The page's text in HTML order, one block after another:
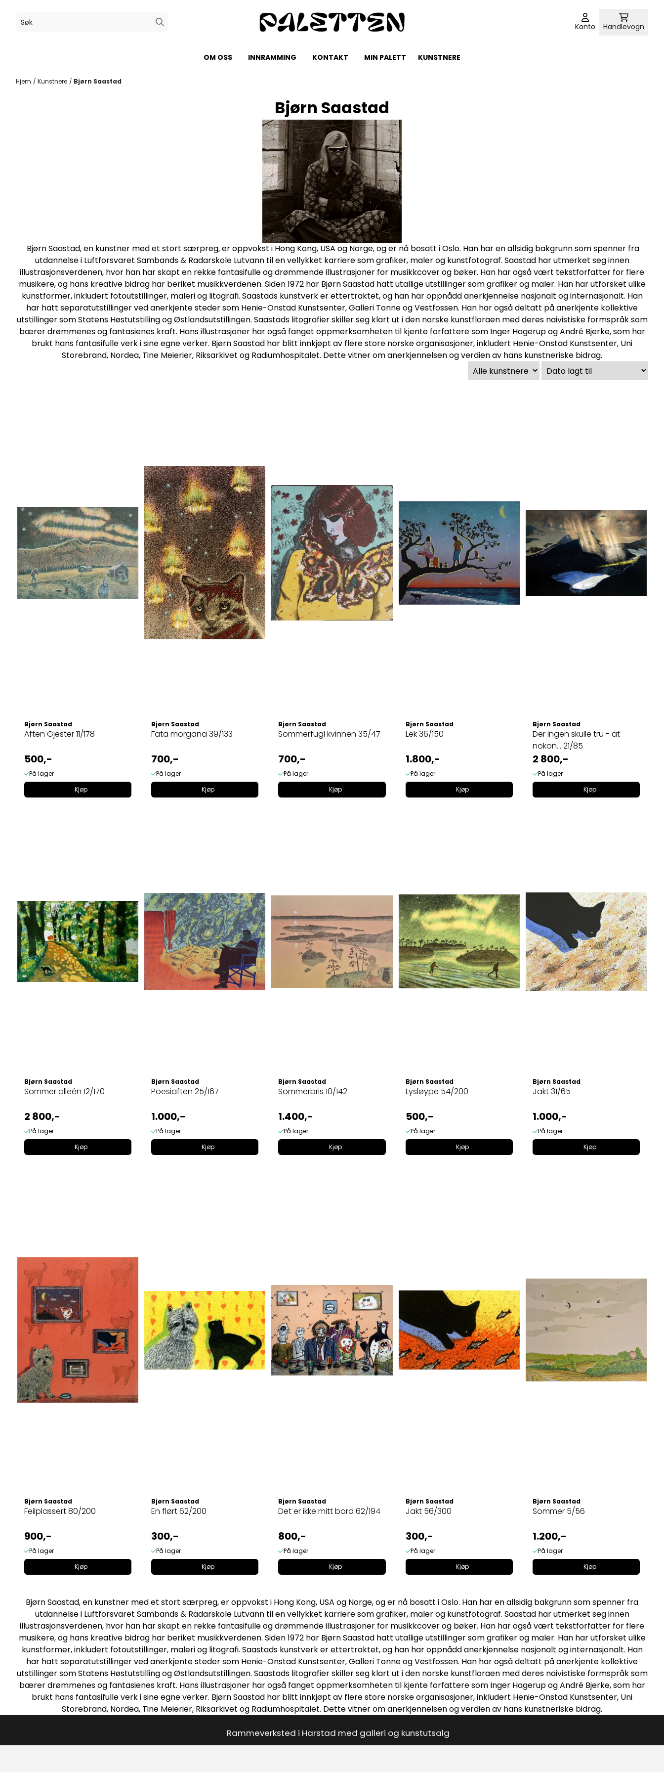
Konto Handlevogn
OM OSS INNRAMMING KONTAKT MIN PALETT KUNSTNERE
Hjem / Kunstnere / Bjørn Saastad
Bjørn Saastad
Bjørn Saastad, en kunstner med et stort særpreg, er oppvokst i Hong Kong, USA og Norge, og er nå bosatt i Oslo. Han har en allsidig bakgrunn som spenner fra
utdannelse i Luftforsvaret Sambands & Radarskole Lutvann til en vellykket karriere som grafiker, maler og kunstfotograf. Saastad har utmerket seg innen
illustrasjonsverdenen, hvor han har skapt en rekke fantasifulle og drømmende illustrasjoner for musikkcover og bøker. Han har også vært tekstforfatter for flere
musikere, og hans kreative bidrag har beriket musikkverdenen. Siden 1972 har Bjørn Saastad hatt utallige utstillinger som grafiker og maler. Han har utforsket ulike
kunstformer, inkludert fotoutstillinger, maleri og litografi. Saastads kunstverk er ettertraktet, og han har oppnådd anerkjennelse nasjonalt og internasjonalt. Han
har hatt separatutstillinger ved anerkjente steder som Henie-Onstad Kunstsenter, Galleri Tonne og Vestfossen. Han har også deltatt på anerkjente kollektive
utstillinger som Statens Høstutstilling og Østlandsutstillingen. Saastads litografier skiller seg klart ut i den norske kunstfloraen med deres naivistiske formspråk som
bærer drømmenes og fantasienes kraft. Hans illustrasjoner har også fanget oppmerksomheten til kjente forfattere som Inger Hagerup og André Bjerke, som har
brukt hans fantasifulle verk i sine egne verker. Bjørn Saastad har blitt innkjøpt av flere store norske organisasjoner, inkludert Henie-Onstad Kunstsenter, Uni
Storebrand, Nordea, Tine Meierier, Riksarkivet og Radiumhospitalet. Dette vitner om anerkjennelsen og verdien av hans kunstneriske bidrag.
Bjørn Saastad
Aften Gjester 11/178
500,-
På lager
Kjøp
Bjørn Saastad
Fata morgana 39/133
700,-
På lager
Kjøp
Bjørn Saastad
Sommerfugl kvinnen 35/47
700,-
På lager
Kjøp
Bjørn Saastad
Lek 36/150
1.800,-
På lager
Kjøp
Bjørn Saastad
Der ingen skulle tru - at
nokon... 21/85
2 800,-
På lager
Kjøp
Bjørn Saastad
Sommer alleén 12/170
2 800,-
På lager
Kjøp
Bjørn Saastad
Poesiaften 25/167
1.000,-
På lager
Kjøp
Bjørn Saastad
Sommerbris 10/142
1.400,-
På lager
Kjøp
Bjørn Saastad
Lysløype 54/200
500,-
På lager
Kjøp
Bjørn Saastad
Jakt 31/65
1.000,-
På lager
Kjøp
Bjørn Saastad
Feilplassert 80/200
900,-
På lager
Kjøp
Bjørn Saastad
En flørt 62/200
300,-
På lager
Kjøp
Bjørn Saastad
Det er ikke mitt bord 62/194
800,-
På lager
Kjøp
Bjørn Saastad
Jakt 56/300
300,-
På lager
Kjøp
Bjørn Saastad
Sommer 5/56
1.200,-
På lager
Kjøp
Bjørn Saastad, en kunstner med et stort særpreg, er oppvokst i Hong Kong, USA og Norge, og er nå bosatt i Oslo. Han har en allsidig bakgrunn som spenner fra
utdannelse i Luftforsvaret Sambands & Radarskole Lutvann til en vellykket karriere som grafiker, maler og kunstfotograf. Saastad har utmerket seg innen
illustrasjonsverdenen, hvor han har skapt en rekke fantasifulle og drømmende illustrasjoner for musikkcover og bøker. Han har også vært tekstforfatter for flere
musikere, og hans kreative bidrag har beriket musikkverdenen. Siden 1972 har Bjørn Saastad hatt utallige utstillinger som grafiker og maler. Han har utforsket ulike
kunstformer, inkludert fotoutstillinger, maleri og litografi. Saastads kunstverk er ettertraktet, og han har oppnådd anerkjennelse nasjonalt og internasjonalt. Han
har hatt separatutstillinger ved anerkjente steder som Henie-Onstad Kunstsenter, Galleri Tonne og Vestfossen. Han har også deltatt på anerkjente kollektive
utstillinger som Statens Høstutstilling og Østlandsutstillingen. Saastads litografier skiller seg klart ut i den norske kunstfloraen med deres naivistiske formspråk som
bærer drømmenes og fantasienes kraft. Hans illustrasjoner har også fanget oppmerksomheten til kjente forfattere som Inger Hagerup og André Bjerke, som har
brukt hans fantasifulle verk i sine egne verker. Bjørn Saastad har blitt innkjøpt av flere store norske organisasjoner, inkludert Henie-Onstad Kunstsenter, Uni
Storebrand, Nordea, Tine Meierier, Riksarkivet og Radiumhospitalet. Dette vitner om anerkjennelsen og verdien av hans kunstneriske bidrag.
Rammeverksted i Harstad med galleri og kunstutsalg